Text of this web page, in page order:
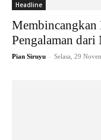
Headline
Membincangkan
Pengalaman dari
Pian Siruyu - Selasa, 29